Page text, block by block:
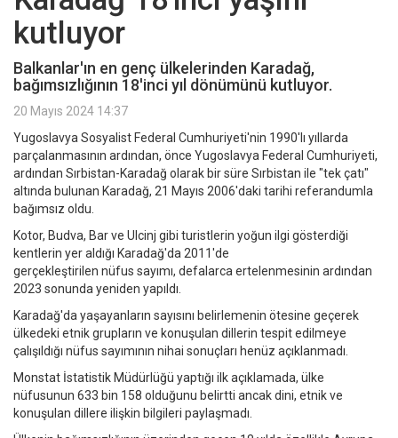
kutluyor
Balkanlar'ın en genç ülkelerinden Karadağ,
bağımsızlığının 18'inci yıl dönümünü kutluyor.
20 Mayıs 2024 14:37
Yugoslavya Sosyalist Federal Cumhuriyeti'nin 1990'lı yıllarda
parçalanmasının ardından, önce Yugoslavya Federal Cumhuriyeti,
ardından Sırbistan-Karadağ olarak bir süre Sırbistan ile "tek çatı"
altında bulunan Karadağ, 21 Mayıs 2006'daki tarihi referandumla
bağımsız oldu.
Kotor, Budva, Bar ve Ulcinj gibi turistlerin yoğun ilgi gösterdiği
kentlerin yer aldığı Karadağ'da 2011'de
gerçekleştirilen nüfus sayımı, defalarca ertelenmesinin ardından
2023 sonunda yeniden yapıldı.
Karadağ'da yaşayanların sayısını belirlemenin ötesine geçerek
ülkedeki etnik grupların ve konuşulan dillerin tespit edilmeye
çalışıldığı nüfus sayımının nihai sonuçları henüz açıklanmadı.
Monstat İstatistik Müdürlüğü yaptığı ilk açıklamada, ülke
nüfusunun 633 bin 158 olduğunu belirtti ancak dini, etnik ve
konuşulan dillere ilişkin bilgileri paylaşmadı.